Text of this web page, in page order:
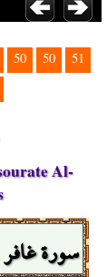
50 50
51
Al-
سورة غافر